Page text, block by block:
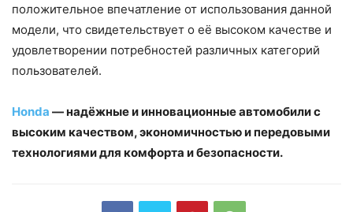
положительное впечатление от использования данной
модели, что свидетельствует о её высоком качестве и
удовлетворении потребностей различных категорий
пользователей.
Honda — надёжные и инновационные автомобили с
высоким качеством, экономичностью и передовыми
технологиями для комфорта и безопасности.